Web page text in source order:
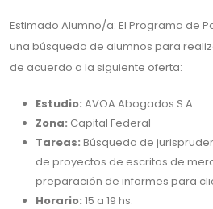
Estimado Alumno/a: El Programa de
una búsqueda de alumnos para
de acuerdo a la siguiente oferta:
Estudio: AVOA Abogados S.A.
Zona: Capital Federal
Tareas: Búsqueda de
de proyectos de escritos de
preparación de informes para
Horario: 15 a 19 hs.